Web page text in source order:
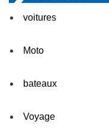
voitures
Moto
bateaux
Voyage